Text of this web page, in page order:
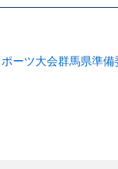
ーツ大会群馬県準